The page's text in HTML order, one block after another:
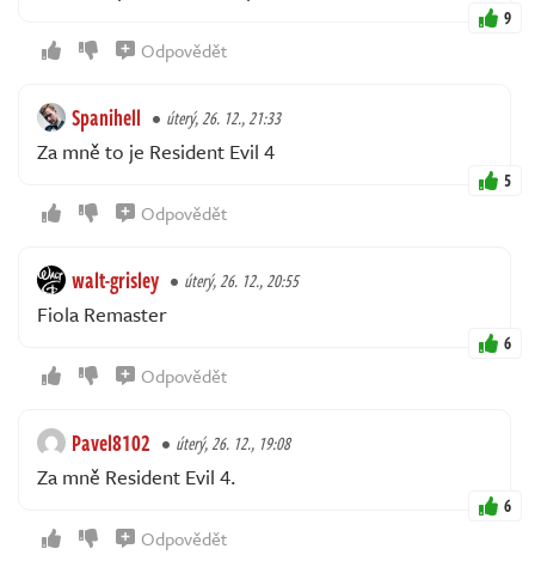
9
Odpovědět
Spanihell úterý, 26. 12., 21:33
Za mně to je Resident Evil 4
5
Odpovědět
walt-grisley úterý, 26. 12., 20:55
Fiola Remaster
6
Odpovědět
Pavel8102 úterý, 26. 12., 19:08
Za mně Resident Evil 4.
6
Odpovědět